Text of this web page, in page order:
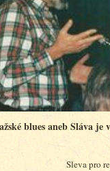
blues aneb Sláva je
Sleva pro